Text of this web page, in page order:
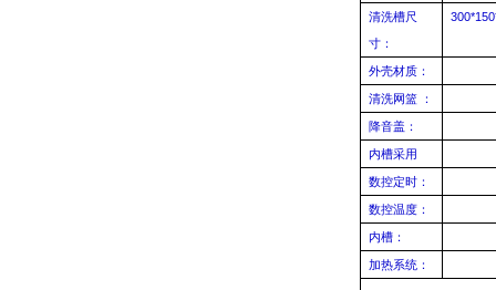
清洗槽尺
寸：
外壳材质：
清洗网篮 ：
降音盖：
内槽采用
数控定时：
数控温度：
内槽：
加热系统：